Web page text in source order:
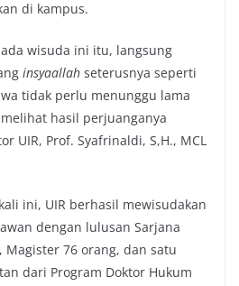
di kampus.
wisuda ini itu, langsung
insyaallah seterusnya seperti
tidak perlu menunggu lama
hasil perjuanganya
UIR, Prof. Syafrinaldi, S,H., MCL
ini, UIR berhasil mewisudakan
dengan lulusan Sarjana
Magister 76 orang, dan satu
dari Program Doktor Hukum